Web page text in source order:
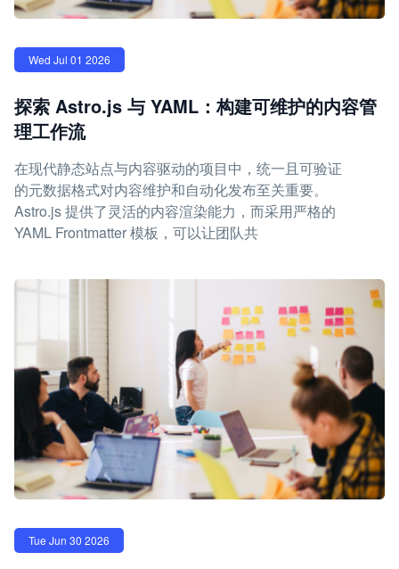
Wed Jul 01 2026
探索 Astro.js 与 YAML：构建可维护的内容管
理工作流
在现代静态站点与内容驱动的项目中，统一且可验证
的元数据格式对内容维护和自动化发布至关重要。
Astro.js 提供了灵活的内容渲染能力，而采用严格的
YAML Frontmatter 模板，可以让团队共
Tue Jun 30 2026